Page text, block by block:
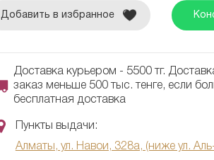
Добавить в избранное
Доставка курьером - 5500 тг.
заказ меньше 500 тыс. тенге, если
бесплатная доставка
Пункты выдачи:
Алматы, ул. Навои, 328а, (ниже ул.